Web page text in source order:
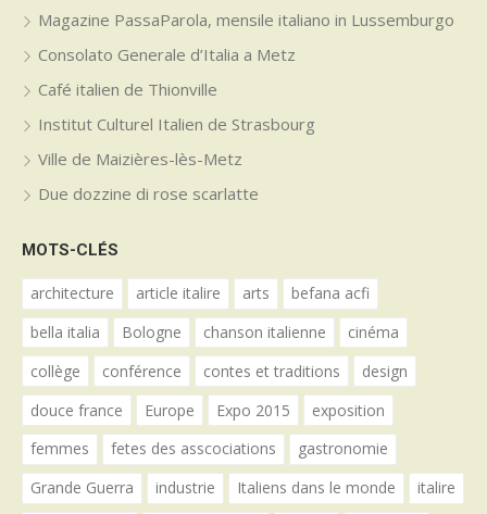
Magazine PassaParola, mensile italiano in Lussemburgo
Consolato Generale d’Italia a Metz
Café italien de Thionville
Institut Culturel Italien de Strasbourg
Ville de Maizières-lès-Metz
Due dozzine di rose scarlatte
MOTS-CLÉS
architecture article italire arts
befana acfi
bella italia
Bologne chanson italienne
cinéma
collège
conférence contes et traditions
design
douce france
Europe Expo 2015
exposition
femmes
fetes des asscociations
gastronomie
Grande Guerra
industrie Italiens dans le monde
italire